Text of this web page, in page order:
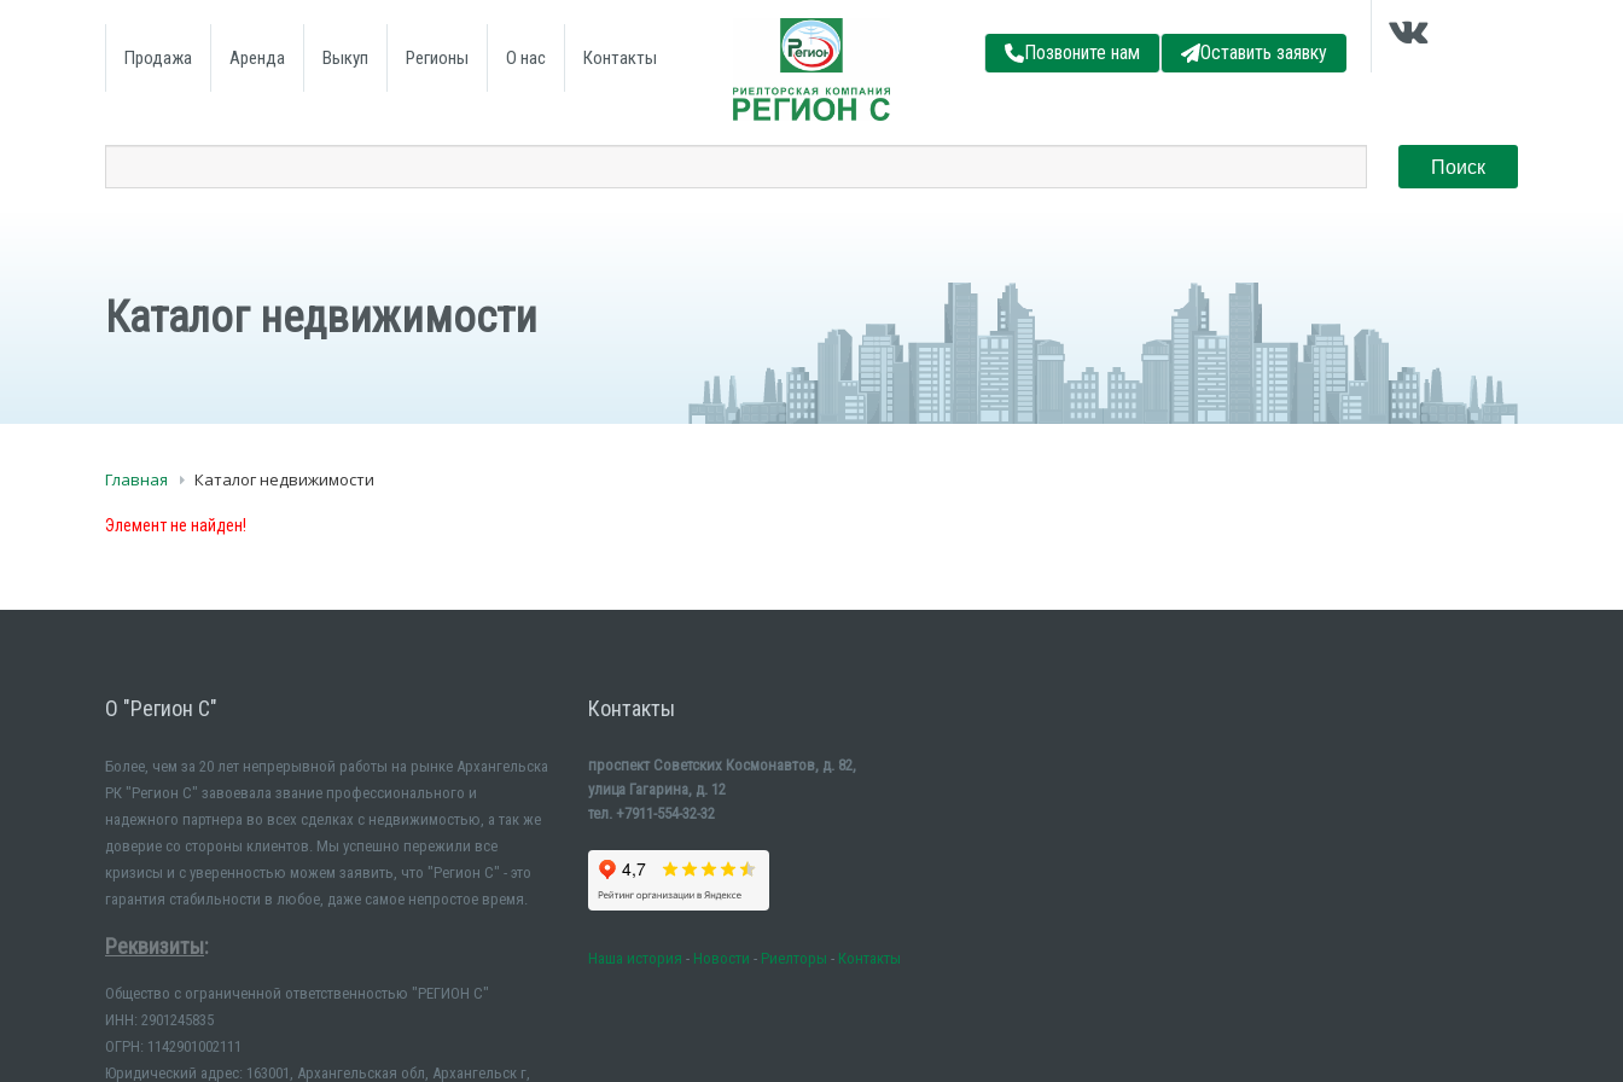
Продажа Аренда Выкуп Регионы О нас Контакты Позвоните нам Оставить заявку
Каталог недвижимости
Главная Каталог недвижимости
Элемент не найден!
О "Регион С"
Более, чем за 20 лет непрерывной работы на рынке Архангельска
РК "Регион С" завоевала звание профессионального и
надежного партнера во всех сделках с недвижимостью, а так же
доверие со стороны клиентов. Мы успешно пережили все
кризисы и с уверенностью можем заявить, что "Регион С" - это
гарантия стабильности в любое, даже самое непростое время.
Реквизиты:
Общество с ограниченной ответственностью "РЕГИОН С"
ИНН: 2901245835
ОГРН: 1142901002111
Юридический адрес: 163001, Архангельская обл, Архангельск г,
Контакты
проспект Советских Космонавтов, д. 82,
улица Гагарина, д. 12
тел. +7911-554-32-32
Наша история - Новости - Риелторы - Контакты